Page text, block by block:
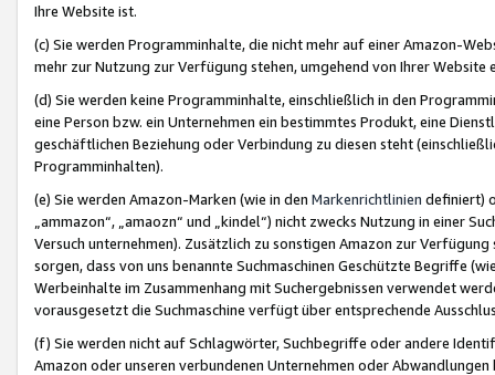
Ihre Website ist.
(c) Sie werden Programminhalte, die nicht mehr auf einer Amazon-
mehr zur Nutzung zur Verfügung stehen, umgehend von Ihrer
(d) Sie werden keine Programminhalte, einschließlich in den
eine Person bzw. ein Unternehmen ein bestimmtes Produkt, eine
geschäftlichen Beziehung oder Verbindung zu diesen steht
Programminhalten).
(e) Sie werden Amazon-Marken (wie in den Markenrichtlinien definiert)
„ammazon“, „amaozn“ und „kindel“) nicht zwecks Nutzung in einer
Versuch unternehmen). Zusätzlich zu sonstigen Amazon zur
sorgen, dass von uns benannte Suchmaschinen Geschützte Begriffe
Werbeinhalte im Zusammenhang mit Suchergebnissen verwendet
vorausgesetzt die Suchmaschine verfügt über entsprechende
(f) Sie werden nicht auf Schlagwörter, Suchbegriffe oder andere
Amazon oder unseren verbundenen Unternehmen oder